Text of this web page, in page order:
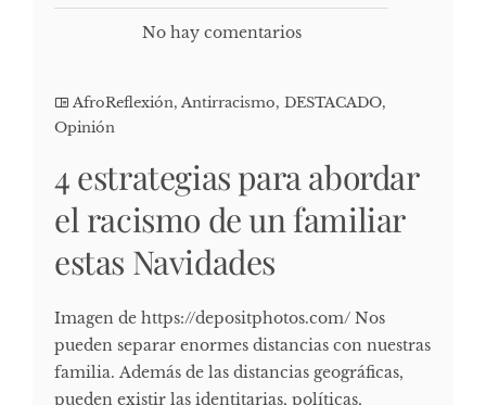
No hay comentarios
AfroReflexión, Antirracismo, DESTACADO,
Opinión
4 estrategias para abordar
el racismo de un familiar
estas Navidades
Imagen de https://depositphotos.com/ Nos
pueden separar enormes distancias con nuestras
familia. Además de las distancias geográficas,
pueden existir las identitarias, políticas,